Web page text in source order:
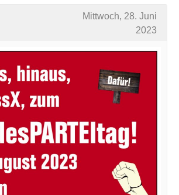
Mittwoch, 28. Juni
2023